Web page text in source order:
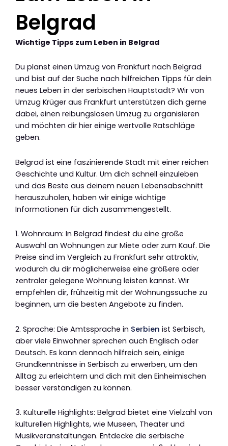
Belgrad
Wichtige Tipps zum Leben in Belgrad
Du planst einen Umzug von Frankfurt nach Belgrad
und bist auf der Suche nach hilfreichen Tipps für dein
neues Leben in der serbischen Hauptstadt? Wir von
Umzug Krüger aus Frankfurt unterstützen dich gerne
dabei, einen reibungslosen Umzug zu organisieren
und möchten dir hier einige wertvolle Ratschläge
geben.
Belgrad ist eine faszinierende Stadt mit einer reichen
Geschichte und Kultur. Um dich schnell einzuleben
und das Beste aus deinem neuen Lebensabschnitt
herauszuholen, haben wir einige wichtige
Informationen für dich zusammengestellt.
1. Wohnraum: In Belgrad findest du eine große
Auswahl an Wohnungen zur Miete oder zum Kauf. Die
Preise sind im Vergleich zu Frankfurt sehr attraktiv,
wodurch du dir möglicherweise eine größere oder
zentraler gelegene Wohnung leisten kannst. Wir
empfehlen dir, frühzeitig mit der Wohnungssuche zu
beginnen, um die besten Angebote zu finden.
2. Sprache: Die Amtssprache in Serbien ist Serbisch,
aber viele Einwohner sprechen auch Englisch oder
Deutsch. Es kann dennoch hilfreich sein, einige
Grundkenntnisse in Serbisch zu erwerben, um den
Alltag zu erleichtern und dich mit den Einheimischen
besser verständigen zu können.
3. Kulturelle Highlights: Belgrad bietet eine Vielzahl von
kulturellen Highlights, wie Museen, Theater und
Musikveranstaltungen. Entdecke die serbische